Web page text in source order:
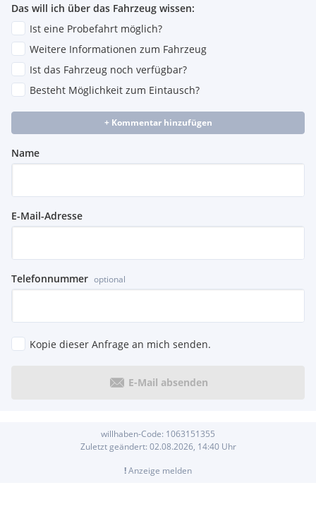
Das will ich über das Fahrzeug wissen:
Ist eine Probefahrt möglich?
Weitere Informationen zum Fahrzeug
Ist das Fahrzeug noch verfügbar?
Besteht Möglichkeit zum Eintausch?
+ Kommentar hinzufügen
Name
E-Mail-Adresse
Telefonnummer optional
Kopie dieser Anfrage an mich senden.
E-Mail absenden
willhaben-Code: 1063151355
Zuletzt geändert: 02.08.2026, 14:40Uhr
!Anzeige melden